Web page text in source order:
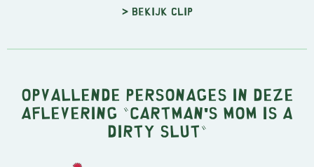
> Bekijk clip
Opvallende personages in deze
aflevering "Cartman's Mom is a
Dirty Slut"